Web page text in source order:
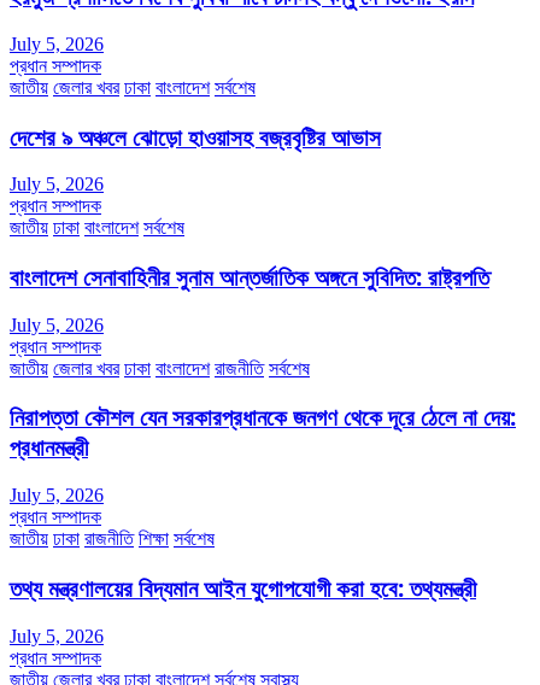
July 5, 2026
প্রধান সম্পাদক
জাতীয় জেলার খবর ঢাকা বাংলাদেশ সর্বশেষ
দেশের ৯ অঞ্চলে ঝোড়ো হাওয়াসহ বজ্রবৃষ্টির আভাস
July 5, 2026
প্রধান সম্পাদক
জাতীয় ঢাকা বাংলাদেশ সর্বশেষ
বাংলাদেশ সেনাবাহিনীর সুনাম আন্তর্জাতিক অঙ্গনে সুবিদিত: রাষ্ট্রপতি
July 5, 2026
প্রধান সম্পাদক
জাতীয় জেলার খবর ঢাকা বাংলাদেশ রাজনীতি সর্বশেষ
নিরাপত্তা কৌশল যেন সরকারপ্রধানকে জনগণ থেকে দূরে ঠেলে না দেয়:
প্রধানমন্ত্রী
July 5, 2026
প্রধান সম্পাদক
জাতীয় ঢাকা রাজনীতি শিক্ষা সর্বশেষ
তথ্য মন্ত্রণালয়ের বিদ্যমান আইন যুগোপযোগী করা হবে: তথ্যমন্ত্রী
July 5, 2026
প্রধান সম্পাদক
জাতীয় জেলার খবর ঢাকা বাংলাদেশ সর্বশেষ স্বাস্থ্য